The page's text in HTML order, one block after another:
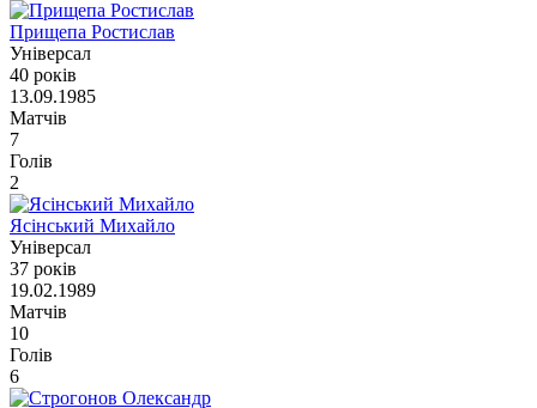
Прищепа Ростислав
Універсал
40 років
13.09.1985
Матчів
7
Голів
2
Ясінський Михайло
Універсал
37 років
19.02.1989
Матчів
10
Голів
6